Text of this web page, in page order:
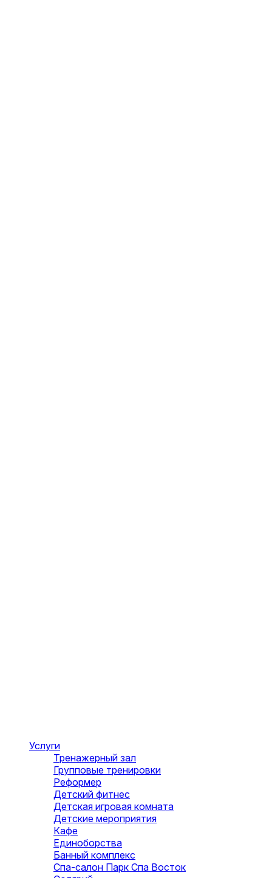
Услуги
Тренажерный зал
Групповые тренировки
Реформер
Детский фитнес
Детская игровая комната
Детские мероприятия
Кафе
Единоборства
Банный комплекс
Спа-салон Парк Спа Восток